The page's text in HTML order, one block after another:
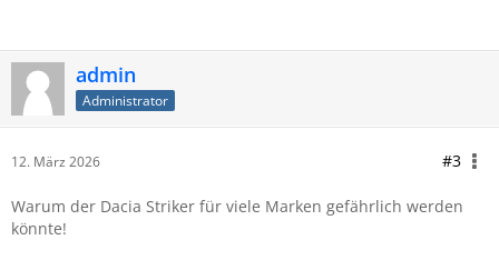
admin
Administrator
12. März 2026 #3
Warum der Dacia Striker für viele Marken gefährlich werden
könnte!